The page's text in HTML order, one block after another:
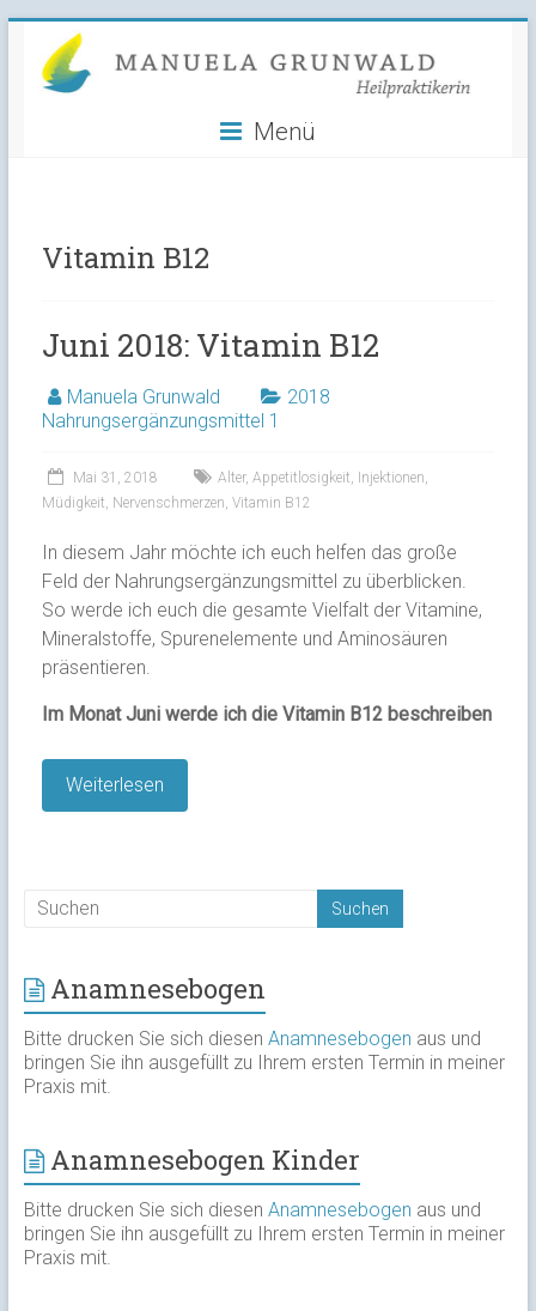
content
Manuela
Grunwald
Menü
Vitamin B12
Juni 2018: Vitamin B12
Manuela Grunwald
2018
Nahrungsergänzungsmittel 1
Mai 31, 2018 Alter, Appetitlosigkeit Injektionen
Müdigkeit Nervenschmerzen Vitamin B12
In diesem Jahr möchte ich euch helfen das große
Feld der Nahrungsergänzungsmittel zu überblicken.
So werde ich euch die gesamte Vielfalt der Vitamine,
Mineralstoffe, Spurenelemente und Aminosäuren
präsentieren.
Im Monat Juni werde ich die Vitamin B12 beschreiben
Weiterlesen
Anamnesebogen
Bitte drucken Sie sich diesen Anamnesebogen aus und
bringen Sie ihn ausgefüllt zu Ihrem ersten Termin in meiner
Praxis mit.
Anamnesebogen Kinder
Bitte drucken Sie sich diesen Anamnesebogen aus und
bringen Sie ihn ausgefüllt zu Ihrem ersten Termin in meiner
Praxis mit.